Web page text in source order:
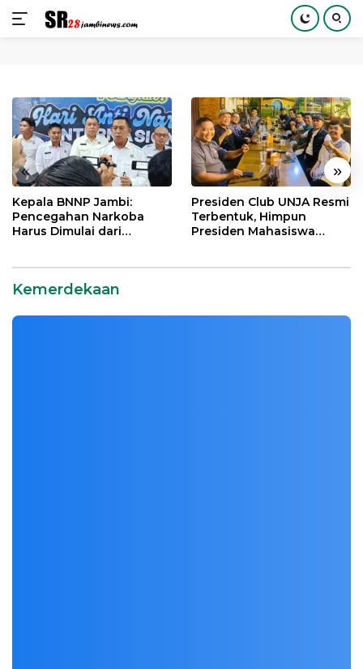
konten
« »
Kepala BNNP Jambi:
Pencegahan Narkoba
Harus Dimulai dari
Presiden Club UNJA Resmi
Terbentuk, Himpun
Presiden Mahasiswa
Kemerdekaan